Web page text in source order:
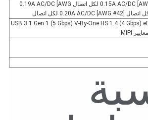
0.15A AC/DC [AWG #46] لكل اتصال 0.19A AC/DC [AWG
USB 3.1 Gen 1 (5 Gbps) V-By-One HS 1.4 (4 Gbps)